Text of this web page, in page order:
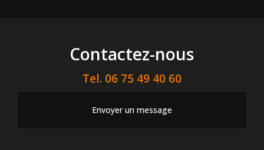
Contactez-nous
Tel. 06 75 49 40 60
Envoyer un message